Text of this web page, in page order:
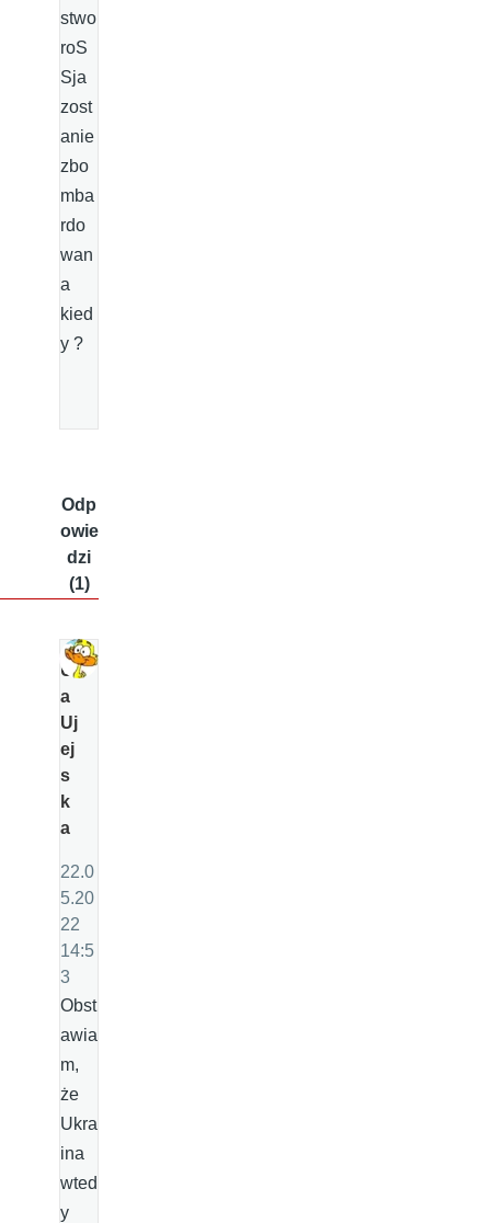
stwo
roS
Sja
zost
anie
zbo
mba
rdo
wan
a
kied
y ?
Odp
owie
dzi
(1)
Ul
a
Uj
ej
s
k
a
22.0
5.20
22
14:5
3
Obst
awia
m,
że
Ukra
ina
wted
y